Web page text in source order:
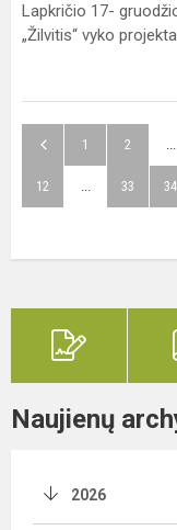
Lapkričio 17-
„Žilvitis“ vyko
1 2 ...
12 ... 33 34
Naujienų
2026